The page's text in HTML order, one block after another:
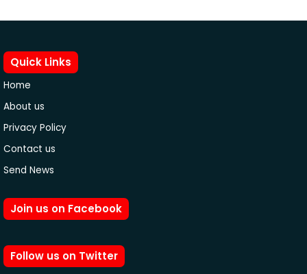
Quick Links
Home
About us
Privacy Policy
Contact us
Send News
Join us on Facebook
Follow us on Twitter